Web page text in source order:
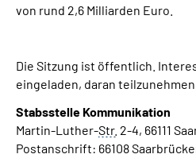
von rund 2,6 Milliarden Euro.
Die Sitzung ist öffentlich.
eingeladen, daran teilzunehmen.
Stabsstelle Kommunikation
Martin-Luther-Str. 2-4, 66111
Postanschrift: 66108